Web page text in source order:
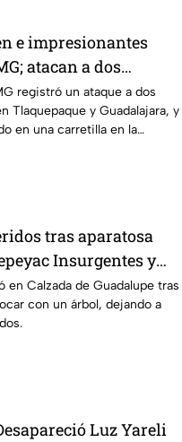
e impresionantes
atacan a dos
en Tlaquepaque y
registró un ataque a dos
Tlaquepaque y Guadalajara, y
en una carretilla en la
tras aparatosa
Insurgentes y
mientras
en Calzada de Guadalupe tras
con un árbol, dejando a
Luz Yareli